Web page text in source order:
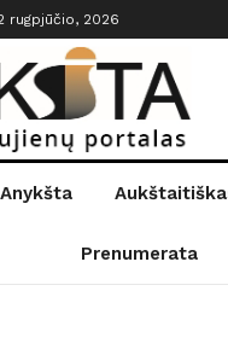
rugpjūčio, 2026
Prenumerata